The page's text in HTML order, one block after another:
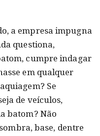
a empresa impugna
questiona,
cumpre indagar
em qualquer
Se
de veículos,
batom? Não
base, dentre